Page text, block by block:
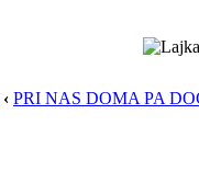
‹ PRI NAS DOMA PA